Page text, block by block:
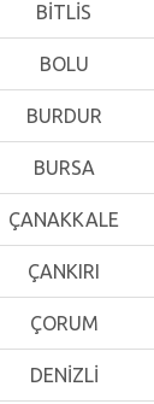
BİTLİS
BOLU
BURDUR
BURSA
ÇANAKKALE
ÇANKIRI
ÇORUM
DENİZLİ